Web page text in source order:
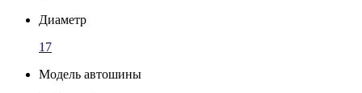
Диаметр
17
Модель автошины